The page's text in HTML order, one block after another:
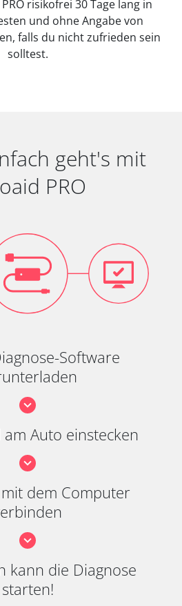
risikofrei 30 Tage lang in
und ohne Angabe von
falls du nicht zufrieden sein
solltest.
geht's mit
PRO
Software
am Auto einstecken
mit dem Computer
kann die Diagnose
starten!